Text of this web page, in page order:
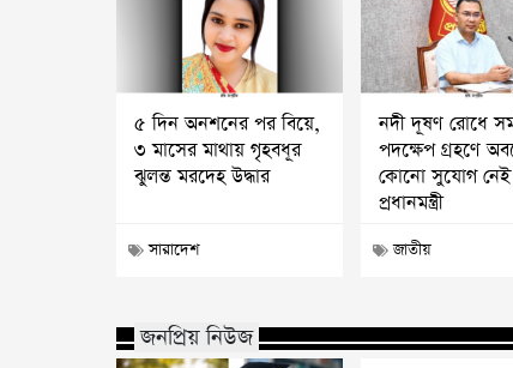
৫ দিন অনশনের পর বিয়ে,
৩ মাসের মাথায় গৃহবধূর
ঝুলন্ত মরদেহ উদ্ধার
সারাদেশ
নদী দূষণ রোধে
পদক্ষেপ গ্রহণে
কোনো সুযোগ
প্রধানমন্ত্রী
জাতীয়
জনপ্রিয় নিউজ